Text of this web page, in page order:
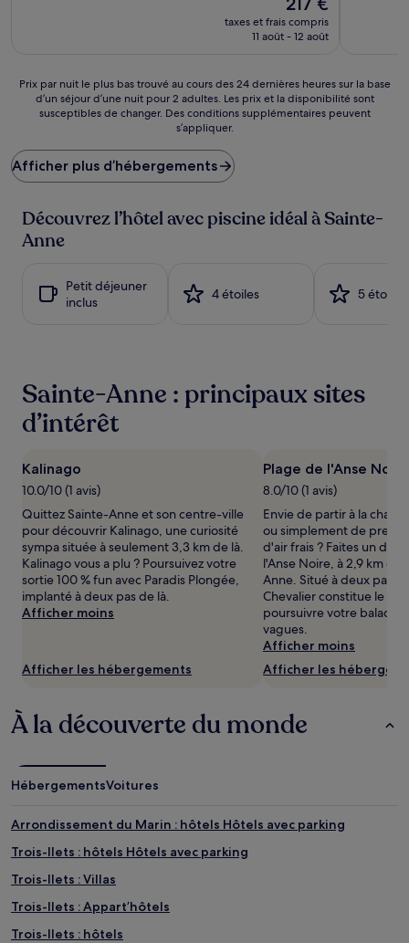
nouveau
prix
217 €
taxes et frais compris
11 août - 12 août
Prix
plus
bas
trouvé
cours
des
24 dernières
pour
2 adultes.
Les
disponibilité
sont
susceptibles
de
changer.
Des
conditions
supplémentaires
Prix par nuit le plus bas trouvé au cours des 24 dernières heures sur la base
d’un séjour d’une nuit pour 2 adultes. Les prix et la disponibilité sont
susceptibles de changer. Des conditions supplémentaires peuvent
s’appliquer.
Afficher plus d’hébergements
Découvrez l’hôtel avec piscine idéal à Sainte-
Anne
Petit déjeuner
inclus
4 étoiles 5 étoiles
Sainte-Anne : principaux sites
d’intérêt
Kalinago
10.0/10 (1 avis)
Quittez Sainte-Anne et son centre-ville
pour découvrir Kalinago, une curiosité
sympa située à seulement 3,3 km de là.
Kalinago vous a plu ? Poursuivez votre
sortie 100 % fun avec Paradis Plongée,
implanté à deux pas de là.
Afficher moins
Afficher les hébergements
Plage de l'Anse Noire
8.0/10 (1 avis)
Envie de partir à la
ou simplement de
d'air frais ? Faites un
l'Anse Noire, à 2,9 km
Anne. Situé à deux pas
Chevalier constitue le
poursuivre votre balade
vagues.
Afficher moins
Afficher les
À la découverte du monde
HébergementsVoitures
Arrondissement du Marin : hôtels Hôtels avec parking
Trois-Ilets : hôtels Hôtels avec parking
Trois-Ilets : Villas
Trois-Ilets : Appart’hôtels
Trois-Ilets : hôtels